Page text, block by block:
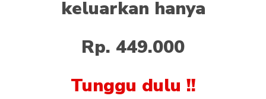
keluarkan hanya
Rp. 449.000
Tunggu dulu !!